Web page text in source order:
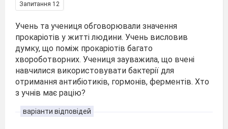
Запитання 12
Учень та учениця обговорювали значення
прокаріотів у житті людини. Учень висловив
думку, що поміж прокаріотів багато
хвороботворних. Учениця зауважила, що вчені
навчилися використовувати бактерії для
отримання антибіотиків, гормонів, ферментів. Хто
з учнів має рацію?
варіанти відповідей